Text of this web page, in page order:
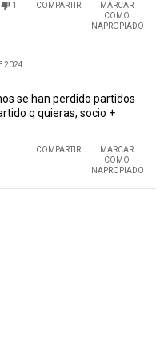
1 COMPARTIR
MARCAR
COMO
INAPROPIADO
2024
se han perdido partidos
q quieras, socio +
COMPARTIR
MARCAR
COMO
INAPROPIADO